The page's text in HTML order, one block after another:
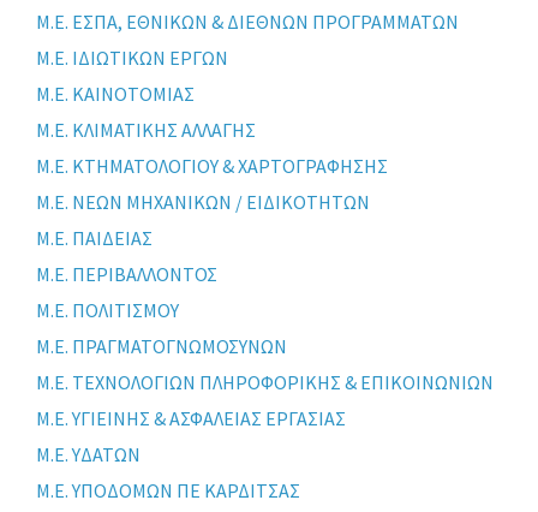
Μ.Ε. ΕΣΠΑ, ΕΘΝΙΚΩΝ & ΔΙΕΘΝΩΝ ΠΡΟΓΡΑΜΜΑΤΩΝ
Μ.Ε. ΙΔΙΩΤΙΚΩΝ ΕΡΓΩΝ
Μ.Ε. ΚΑΙΝΟΤΟΜΙΑΣ
Μ.Ε. ΚΛΙΜΑΤΙΚΗΣ ΑΛΛΑΓΗΣ
Μ.Ε. ΚΤΗΜΑΤΟΛΟΓΙΟΥ & ΧΑΡΤΟΓΡΑΦΗΣΗΣ
Μ.Ε. ΝΕΩΝ ΜΗΧΑΝΙΚΩΝ / ΕΙΔΙΚΟΤΗΤΩΝ
Μ.Ε. ΠΑΙΔΕΙΑΣ
Μ.Ε. ΠΕΡΙΒΑΛΛΟΝΤΟΣ
Μ.Ε. ΠΟΛΙΤΙΣΜΟΥ
Μ.Ε. ΠΡΑΓΜΑΤΟΓΝΩΜΟΣΥΝΩΝ
Μ.Ε. ΤΕΧΝΟΛΟΓΙΩΝ ΠΛΗΡΟΦΟΡΙΚΗΣ & ΕΠΙΚΟΙΝΩΝΙΩΝ
Μ.Ε. ΥΓΙΕΙΝΗΣ & ΑΣΦΑΛΕΙΑΣ ΕΡΓΑΣΙΑΣ
Μ.Ε. ΥΔΑΤΩΝ
Μ.Ε. ΥΠΟΔΟΜΩΝ ΠΕ ΚΑΡΔΙΤΣΑΣ